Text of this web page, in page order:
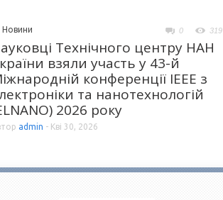
Новини 0 319
Технічного центру НАН
взяли участь у 43-й
конференції IEEE з
та нанотехнологій
2026 року
admin - Кві 30, 2026